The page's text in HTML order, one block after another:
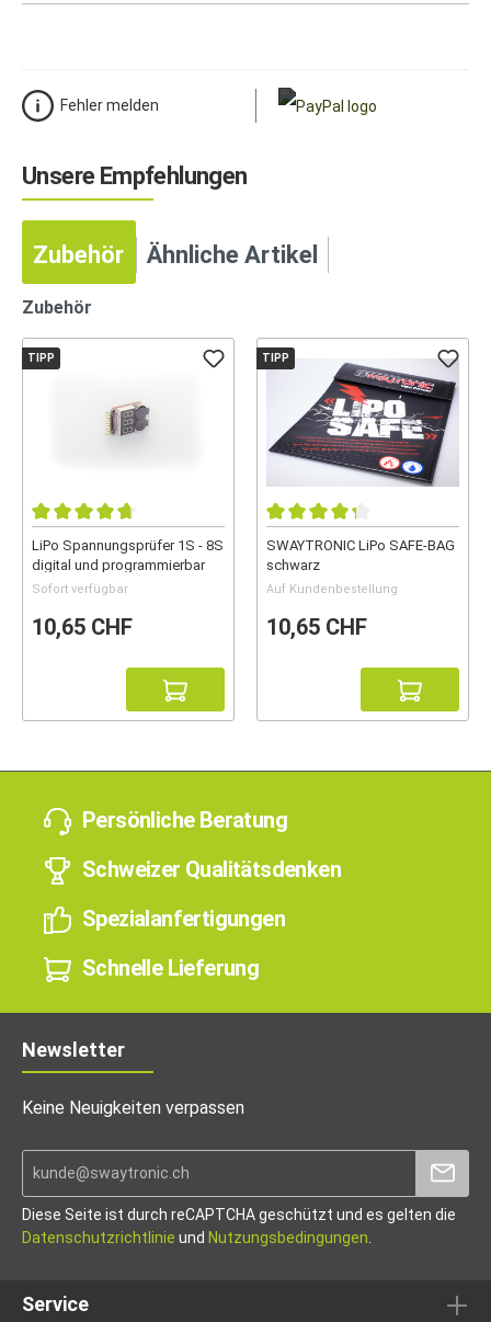
Fehler melden
Unsere Empfehlungen
Zubehör Ähnliche Artikel
Zubehör
TIPP
LiPo Spannungsprüfer 1S - 8S
digital und programmierbar
Sofort verfügbar
10,65 CHF
TIPP
SWAYTRONIC LiPo SAFE-BAG
schwarz
Auf Kundenbestellung
10,65 CHF
Persönliche Beratung
Schweizer Qualitätsdenken
Spezialanfertigungen
Schnelle Lieferung
Newsletter
Keine Neuigkeiten verpassen
Diese Seite ist durch reCAPTCHA geschützt und es gelten die
Datenschutzrichtlinie und Nutzungsbedingungen
Service